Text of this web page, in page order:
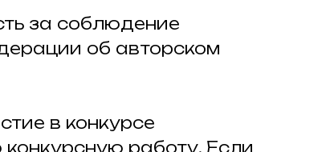
за соблюдение
об авторском
в конкурсе
работу. Если